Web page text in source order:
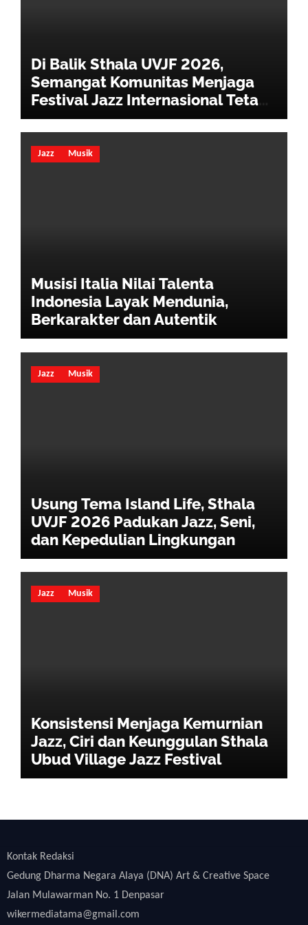
Di Balik Sthala UVJF 2026,
Semangat Komunitas Menjaga
Festival Jazz Internasional Tetap
Hidup
Jazz Musik
Musisi Italia Nilai Talenta
Indonesia Layak Mendunia,
Berkarakter dan Autentik
Jazz Musik
Usung Tema Island Life, Sthala
UVJF 2026 Padukan Jazz, Seni,
dan Kepedulian Lingkungan
Jazz Musik
Konsistensi Menjaga Kemurnian
Jazz, Ciri dan Keunggulan Sthala
Ubud Village Jazz Festival
Kontak Redaksi
Gedung Dharma Negara Alaya (DNA) Art & Creative Space
Jalan Mulawarman No. 1 Denpasar
wikermediatama@gmail.com